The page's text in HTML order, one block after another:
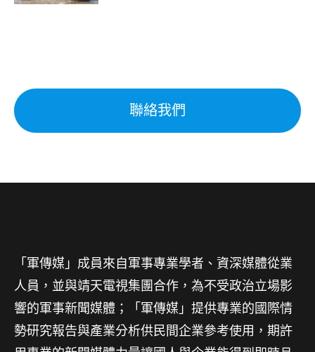
聯絡我們
「軍傳媒」成員來自軍事專業學者、資深媒體從業
人員，並與靖天電視集團合作，為不受政治立場影
響的軍事新聞媒體；「軍傳媒」提供專業的國際情
勢研究報告與產業分析供民間企業參考使用，期許